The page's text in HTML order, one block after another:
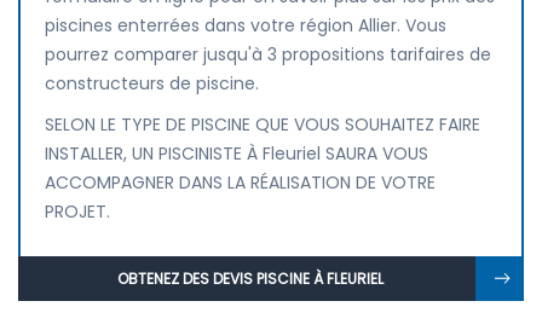
piscines enterrées dans votre région Allier. Vous
pourrez comparer jusqu'à 3 propositions tarifaires de
constructeurs de piscine.
SELON LE TYPE DE PISCINE QUE VOUS SOUHAITEZ FAIRE
INSTALLER, UN PISCINISTE À Fleuriel SAURA VOUS
ACCOMPAGNER DANS LA RÉALISATION DE VOTRE
PROJET.
OBTENEZ DES DEVIS PISCINE À FLEURIEL